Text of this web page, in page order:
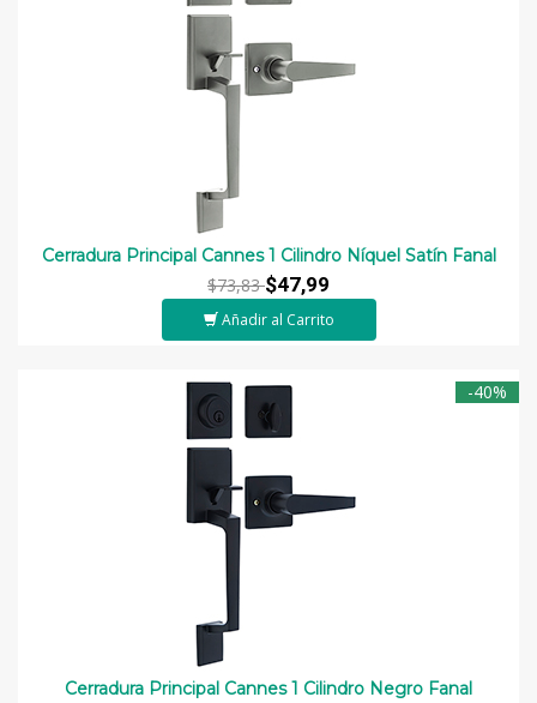
Cerradura Principal Cannes 1 Cilindro Níquel Satín Fanal
$73,83$47,99
Añadir al Carrito
-40%
Cerradura Principal Cannes 1 Cilindro Negro Fanal